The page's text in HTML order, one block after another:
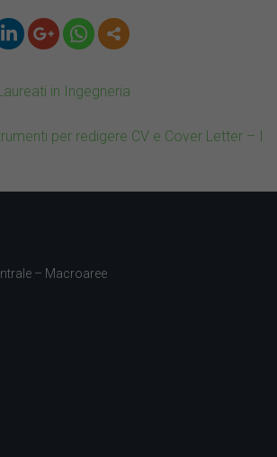
in Ingegneria
per redigere CV e Cover Letter – I
– Macroaree